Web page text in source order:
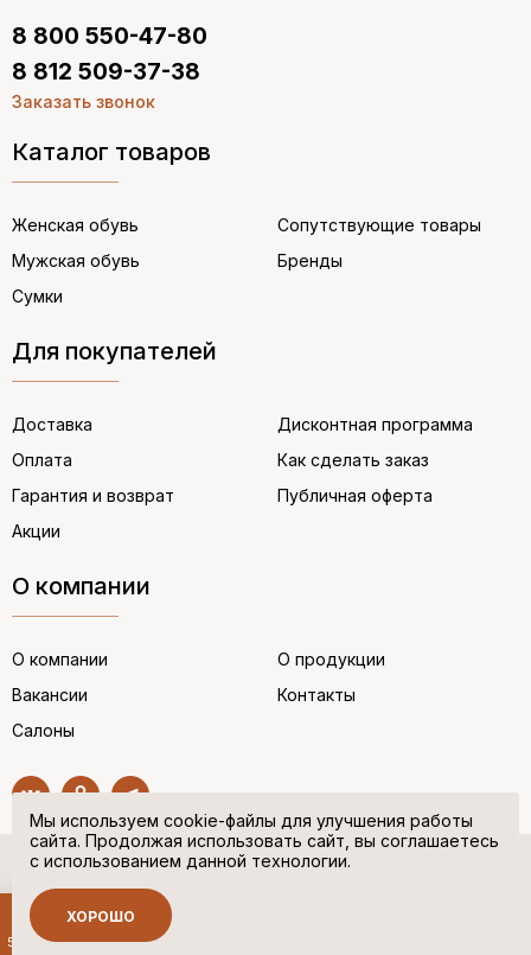
Каталог товаров
Женская обувь
Мужская обувь
Сумки
Сопутствующие товары
Бренды
Для покупателей
Доставка
Оплата
Гарантия и возврат
Акции
Дисконтная программа
Как сделать заказ
Публичная оферта
О компании
О компании
Вакансии
Салоны
О продукции
Контакты
8 800 550-47-80
8 812 509-37-38
Заказать звонок
© “НЕМЕЦКАЯ ОБУВЬ” 2017. Все права защищены.
Политика в отношении персональных данных
Сделано в
Мы используем cookie-файлы для улучшения работы
сайта. Продолжая использовать сайт, вы соглашаетесь
с использованием данной технологии.
ХОРОШО
500 руб.